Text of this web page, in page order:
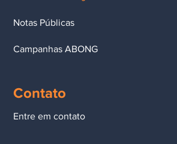
Notas Públicas
Campanhas ABONG
Contato
Entre em contato